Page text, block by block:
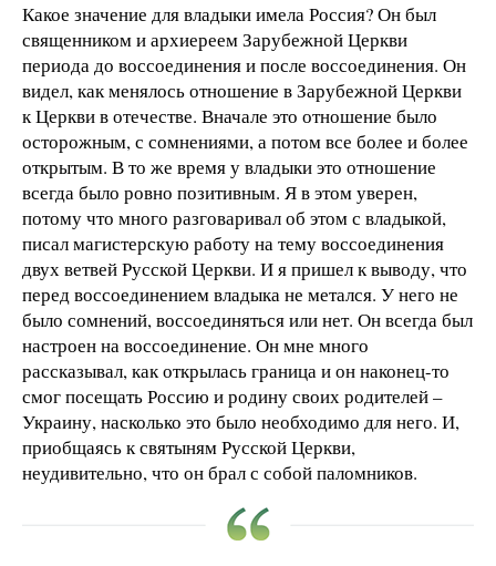
Какое значение для владыки имела Россия? Он был
священником и архиереем Зарубежной Церкви
периода до воссоединения и после воссоединения. Он
видел, как менялось отношение в Зарубежной Церкви
к Церкви в отечестве. Вначале это отношение было
осторожным, с сомнениями, а потом все более и более
открытым. В то же время у владыки это отношение
всегда было ровно позитивным. Я в этом уверен,
потому что много разговаривал об этом с владыкой,
писал магистерскую работу на тему воссоединения
двух ветвей Русской Церкви. И я пришел к выводу, что
перед воссоединением владыка не метался. У него не
было сомнений, воссоединяться или нет. Он всегда был
настроен на воссоединение. Он мне много
рассказывал, как открылась граница и он наконец-то
смог посещать Россию и родину своих родителей –
Украину, насколько это было необходимо для него. И,
приобщаясь к святыням Русской Церкви,
неудивительно, что он брал с собой паломников.